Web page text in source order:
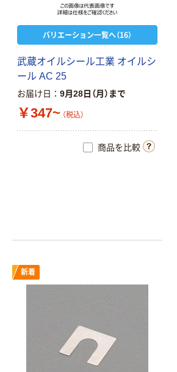
バリエーション一覧へ（16）
武蔵オイルシール工業 オイルシ
ール AC 25
お届け日 9月28日（月）まで
￥347~ （税込）
商品を比較
新着